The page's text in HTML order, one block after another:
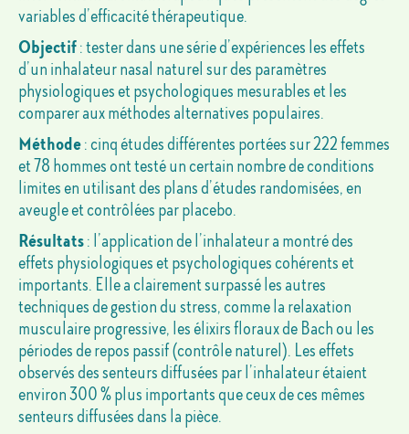
variables d’efficacité thérapeutique.
Objectif: tester dans une série d’expériences les effets
d’un inhalateur nasal naturel sur des paramètres
physiologiques et psychologiques mesurables et les
comparer aux méthodes alternatives populaires.
Méthode: cinq études différentes portées sur 222 femmes
et 78 hommes ont testé un certain nombre de conditions
limites en utilisant des plans d’études randomisées, en
aveugle et contrôlées par placebo.
Résultats: l’application de l’inhalateur a montré des
effets physiologiques et psychologiques cohérents et
importants. Elle a clairement surpassé les autres
techniques de gestion du stress, comme la relaxation
musculaire progressive, les élixirs floraux de Bach ou les
périodes de repos passif (contrôle naturel). Les effets
observés des senteurs diffusées par l’inhalateur étaient
environ 300 % plus importants que ceux de ces mêmes
senteurs diffusées dans la pièce.